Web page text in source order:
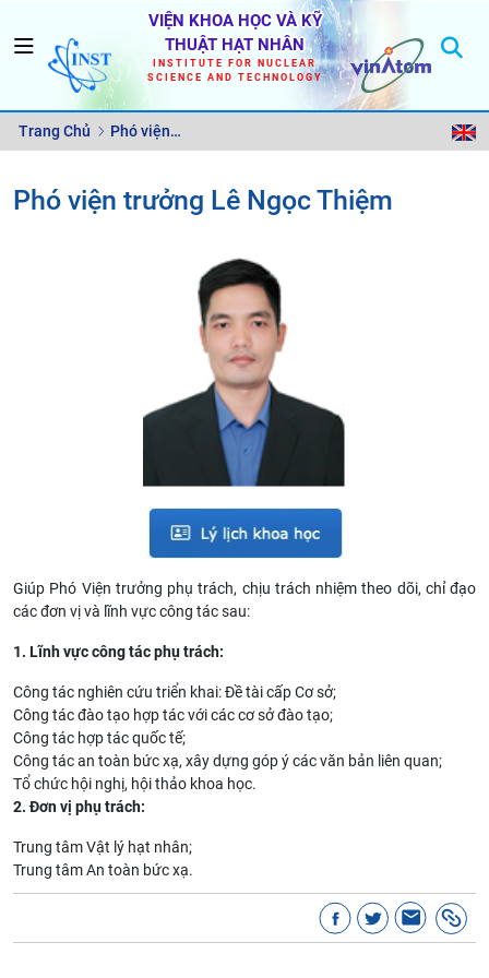
VIỆN KHOA HỌC VÀ KỸ
THUẬT HẠT NHÂN
INSTITUTE FOR NUCLEAR
SCIENCE AND TECHNOLOGY
Trang Chủ Phó viện
Ngọc
Phó viện trưởng Lê Ngọc Thiệm
Giúp Phó Viện trưởng phụ trách, chịu trách nhiệm theo dõi, chỉ đạo
các đơn vị và lĩnh vực công tác sau:
1. Lĩnh vực công tác phụ trách:
Công tác nghiên cứu triển khai: Đề tài cấp Cơ sở;
Công tác đào tạo hợp tác với các cơ sở đào tạo;
Công tác hợp tác quốc tế;
Công tác an toàn bức xạ, xây dựng góp ý các văn bản liên quan;
Tổ chức hội nghị, hội thảo khoa học.
2. Đơn vị phụ trách:
Trung tâm Vật lý hạt nhân;
Trung tâm An toàn bức xạ.